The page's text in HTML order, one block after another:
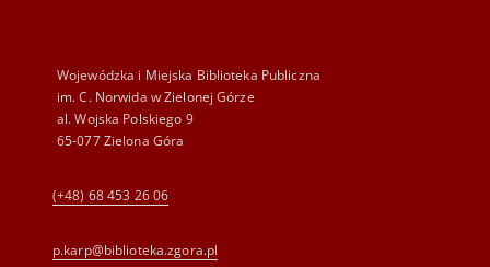
Wojewódzka i Miejska Biblioteka Publiczna
im. C. Norwida w Zielonej Górze
al. Wojska Polskiego 9
65-077 Zielona Góra
(+48) 68 453 26 06
p.karp@biblioteka.zgora.pl